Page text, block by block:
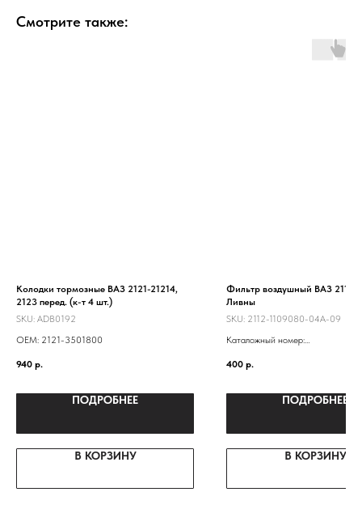
Смотрите также:
Колодки тормозные ВАЗ 2121-21214,
2123 перед. (к-т 4 шт.)
SKU: ADB0192
ОЕМ: 2121-3501800
940 р.
ПОДРОБНЕЕ
В КОРЗИНУ
Фильтр воздушный ВАЗ 2112
Ливны
SKU: 2112-1109080-04А-09
Каталожный номер:
2112-1109080
400 р.
ПОДРОБНЕЕ
В КОРЗИНУ